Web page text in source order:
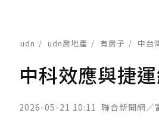
udn udn房地產 有房子 中台
中科效應與捷
2026-05-21 10:11 聯合新聞網／